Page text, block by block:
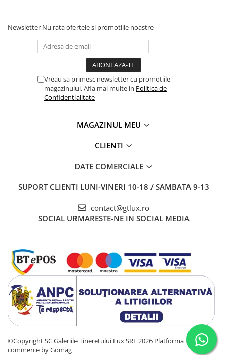
Newsletter Nu rata ofertele si promotiile noastre
Vreau sa primesc newsletter cu promotiile
magazinului. Afla mai multe in Politica de
Confidentialitate
MAGAZINUL MEU
CLIENTI
DATE COMERCIALE
SUPORT CLIENTI LUNI-VINERI 10-18 / SAMBATA 9-13
contact@gtlux.ro
SOCIAL URMARESTE-NE IN SOCIAL MEDIA
©Copyright SC Galeriile Tineretului Lux SRL 2026 Platforma E-
commerce by Gomag